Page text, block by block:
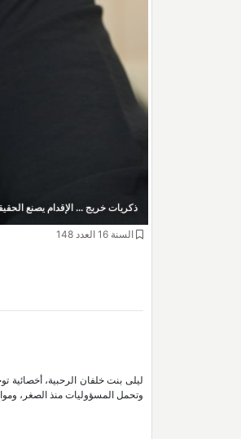
ذكريات خريج ... الإقدام يصنع
السنة 16 العدد 148
ليلى بنت خلفان الرحبية،
وتحمل المسؤوليات منذ الصغر،